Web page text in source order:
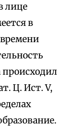
лице
в
происходил
Ц. Ист. V,